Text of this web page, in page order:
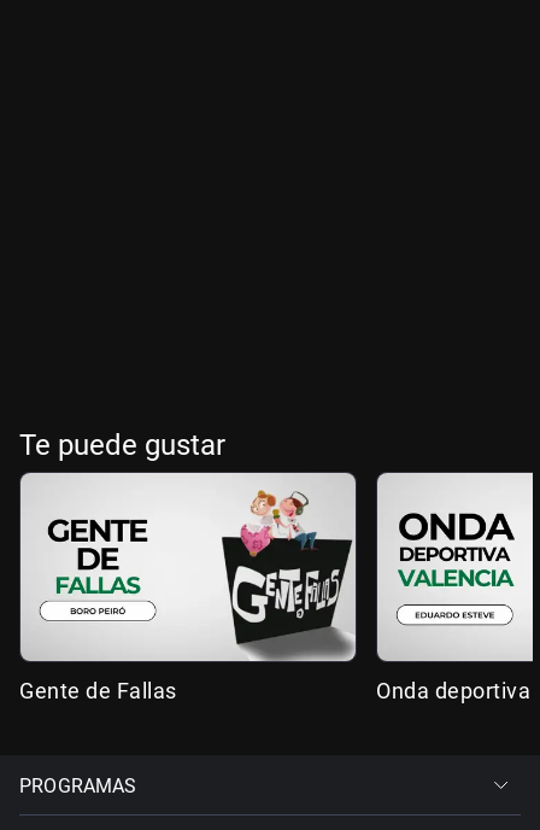
Te puede gustar
Gente de Fallas Onda deportiva
PROGRAMAS